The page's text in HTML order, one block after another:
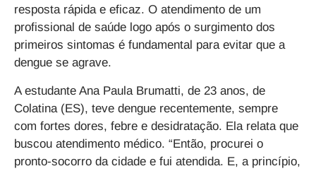
resposta rápida e eficaz. O atendimento de um
profissional de saúde logo após o surgimento dos
primeiros sintomas é fundamental para evitar que a
dengue se agrave.
A estudante Ana Paula Brumatti, de 23 anos, de
Colatina (ES), teve dengue recentemente, sempre
com fortes dores, febre e desidratação. Ela relata que
buscou atendimento médico. “Então, procurei o
pronto-socorro da cidade e fui atendida. E, a princípio,